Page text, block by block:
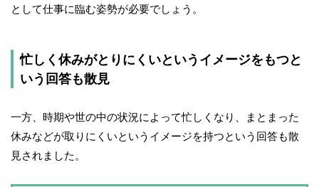
として仕事に臨む姿勢が必要でしょう。
忙しく休みがとりにくいというイメージをもつと
いう回答も散見
一方、時期や世の中の状況によって忙しくなり、まとまった
休みなどが取りにくいというイメージを持つという回答も散
見されました。